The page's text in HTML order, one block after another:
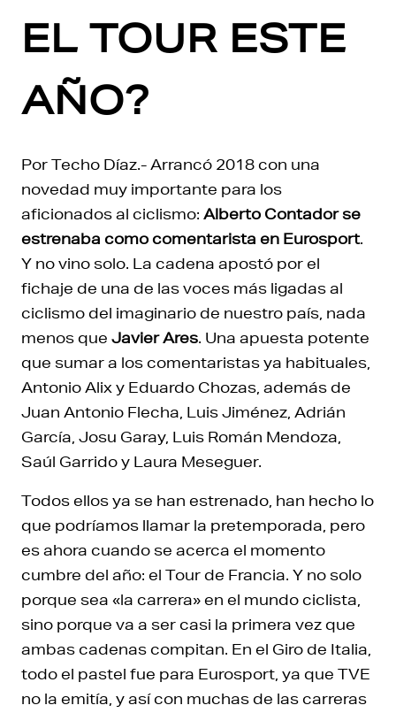
EL TOUR ESTE
AÑO?
Por Techo Díaz.- Arrancó 2018 con una
novedad muy importante para los
aficionados al ciclismo: Alberto Contador se
estrenaba como comentarista en Eurosport.
Y no vino solo. La cadena apostó por el
fichaje de una de las voces más ligadas al
ciclismo del imaginario de nuestro país, nada
menos que Javier Ares. Una apuesta potente
que sumar a los comentaristas ya habituales,
Antonio Alix y Eduardo Chozas, además de
Juan Antonio Flecha, Luis Jiménez, Adrián
García, Josu Garay, Luis Román Mendoza,
Saúl Garrido y Laura Meseguer.
Todos ellos ya se han estrenado, han hecho lo
que podríamos llamar la pretemporada, pero
es ahora cuando se acerca el momento
cumbre del año: el Tour de Francia. Y no solo
porque sea «la carrera» en el mundo ciclista,
sino porque va a ser casi la primera vez que
ambas cadenas compitan. En el Giro de Italia,
todo el pastel fue para Eurosport, ya que TVE
no la emitía, y así con muchas de las carreras